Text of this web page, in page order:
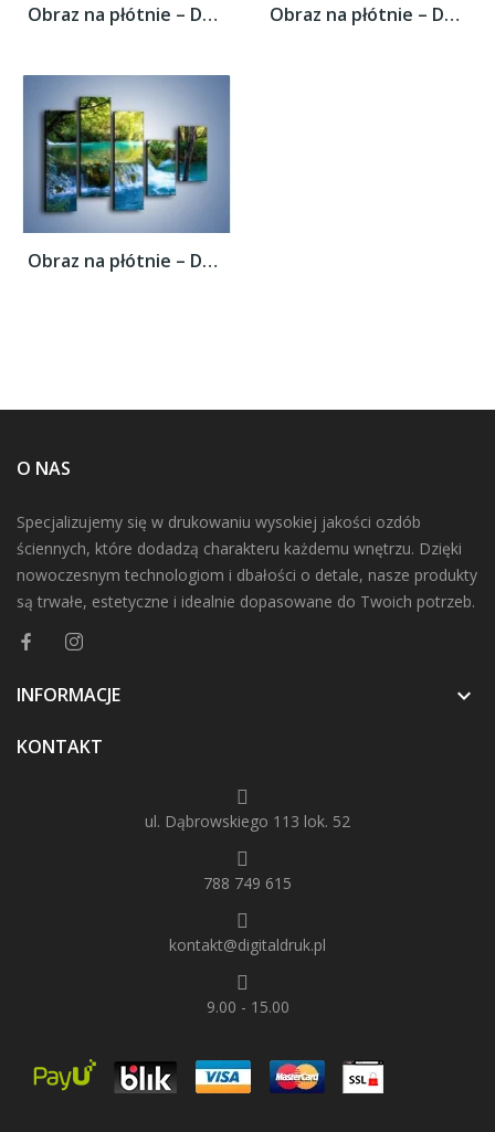
Obraz na płótnie – Delikatny wodny spływ –... Obraz na płótnie – Delikatny wodny spływ –...
Obraz na płótnie – Delikatny wodny spływ –...
O NAS
Specjalizujemy się w drukowaniu wysokiej jakości ozdób
ściennych, które dodadzą charakteru każdemu wnętrzu. Dzięki
nowoczesnym technologiom i dbałości o detale, nasze produkty
są trwałe, estetyczne i idealnie dopasowane do Twoich potrzeb.
INFORMACJE 
KONTAKT
ul. Dąbrowskiego 113 lok. 52
788 749 615
kontakt@digitaldruk.pl
9.00 - 15.00